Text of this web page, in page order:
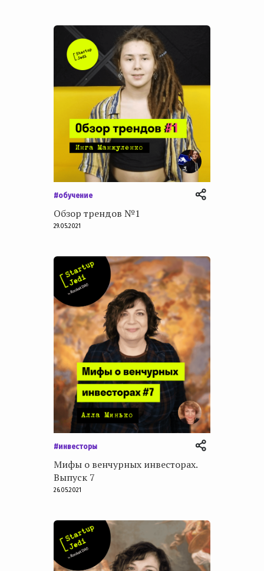
#обучение
Обзор трендов №1
29.05.2021
#инвесторы
Мифы о венчурных инвесторах.
Выпуск 7
26.05.2021